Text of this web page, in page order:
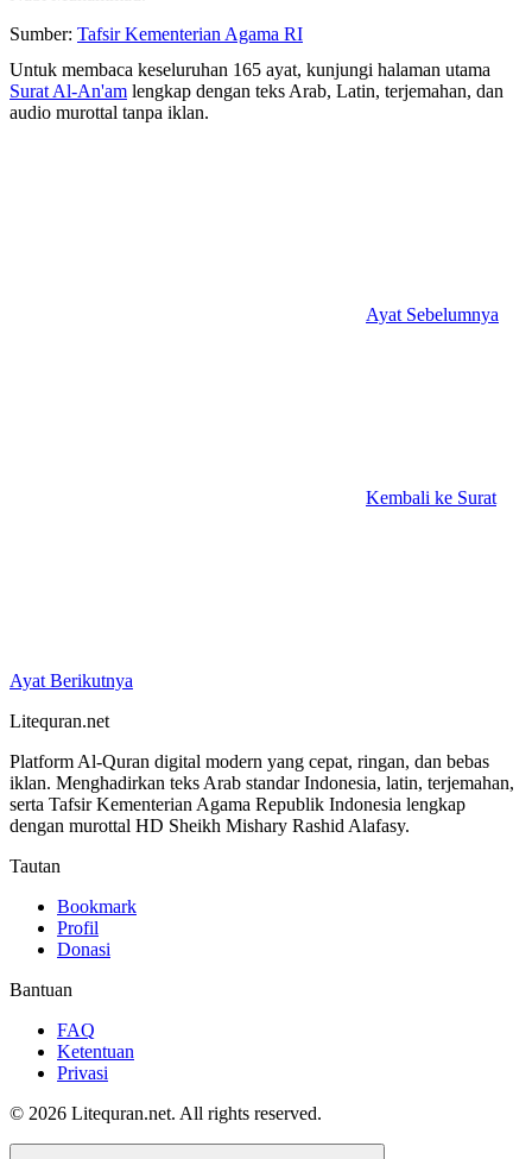
Sumber: Tafsir Kementerian Agama RI
Untuk membaca keseluruhan 165 ayat, kunjungi halaman utama
Surat Al-An'am lengkap dengan teks Arab, Latin, terjemahan, dan
audio murottal tanpa iklan.
Ayat Sebelumnya
Kembali ke Surat
Ayat Berikutnya
Litequran.net
Platform Al-Quran digital modern yang cepat, ringan, dan bebas
iklan. Menghadirkan teks Arab standar Indonesia, latin, terjemahan,
serta Tafsir Kementerian Agama Republik Indonesia lengkap
dengan murottal HD Sheikh Mishary Rashid Alafasy.
Tautan
Bookmark
Profil
Donasi
Bantuan
FAQ
Ketentuan
Privasi
© 2026 Litequran.net. All rights reserved.